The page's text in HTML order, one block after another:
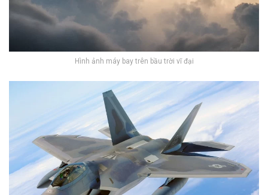
Hình ảnh máy bay trên bầu trời vĩ đại